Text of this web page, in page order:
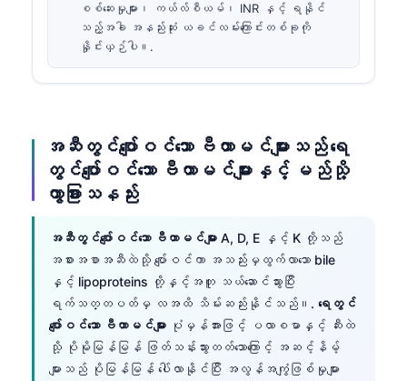
စစ်ဆေးမှုများ၊ ကယ်လ်စီယမ်၊ INR နှင့် ရနိုင်
သည့်အခါ အနည်းဆုံး ယခင်လမ်းကြောင်းတစ်ခုကို
နှိုင်းယှဉ်ပါ။.
အဆီတွင်ပျော်ဝင်သော ဗီတာမင်များသည် ရေ
တွင်ပျော်ဝင်သော ဗီတာမင်များနှင့် မည်သို့
ကွာခြားသနည်း
အဆီတွင်ပျော်ဝင်သော ဗီတာမင်များ A, D, E နှင့် K တို့သည်
အစားအစာအဆီထဲသို့ ပျော်ဝင်ကာ အသည်းမှထွက်လာသော bile
နှင့် lipoproteins တို့နှင့်အတူ သယ်ဆောင်သွားပြီး
ရက်သတ္တပတ်မှ လအထိ သိမ်းဆည်းနိုင်သည်။. ရေတွင်
ပျော်ဝင်သော ဗီတာမင်များ ပုံမှန်အားဖြင့် ပလာစမာနှင့် ဆီးထဲ
သို့ ပိုမိုမြန်မြန် ဖြတ်သန်းသွားတတ်သောကြောင့် အဆင့်နိမ့်
များသည် ပိုမြန်မြန် ပေါ်လာနိုင်ပြီး အလွန်အကျွံဖြစ်မှုများ